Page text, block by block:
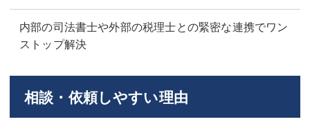
内部の司法書士や外部の税理士との緊密な連携でワン
ストップ解決
相談・依頼しやすい理由